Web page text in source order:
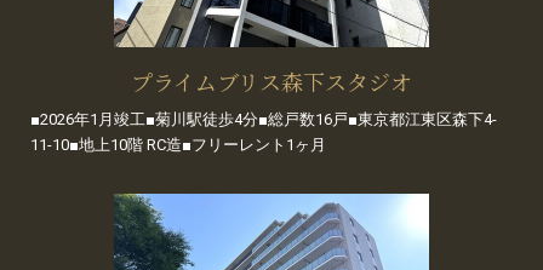
プライムブリス森下スタジオ
■2026年1月竣工■菊川駅徒歩4分■総戸数16戸■東京都江東区森下4-
11-10■地上10階 RC造■フリーレント1ヶ月